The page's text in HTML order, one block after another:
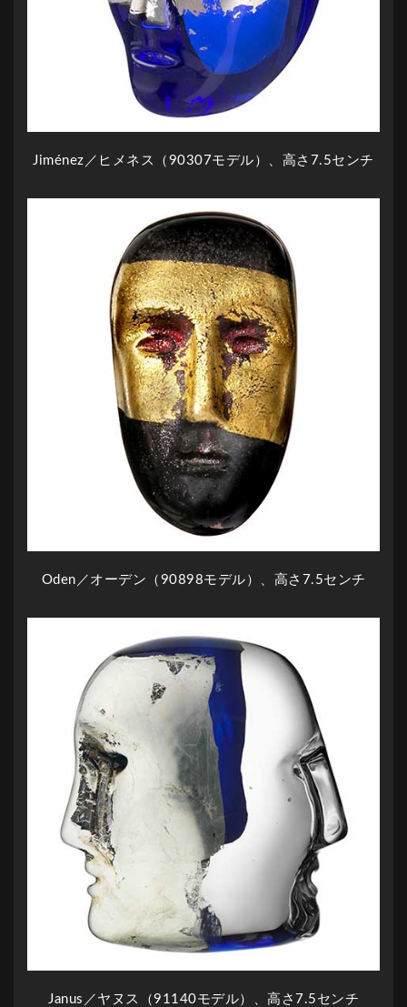
Jiménez／ヒメネス（90307モデル）、高さ7.5センチ
Oden／オーデン（90898モデル）、高さ7.5センチ
Janus／ヤヌス（91140モデル）、高さ7.5センチ